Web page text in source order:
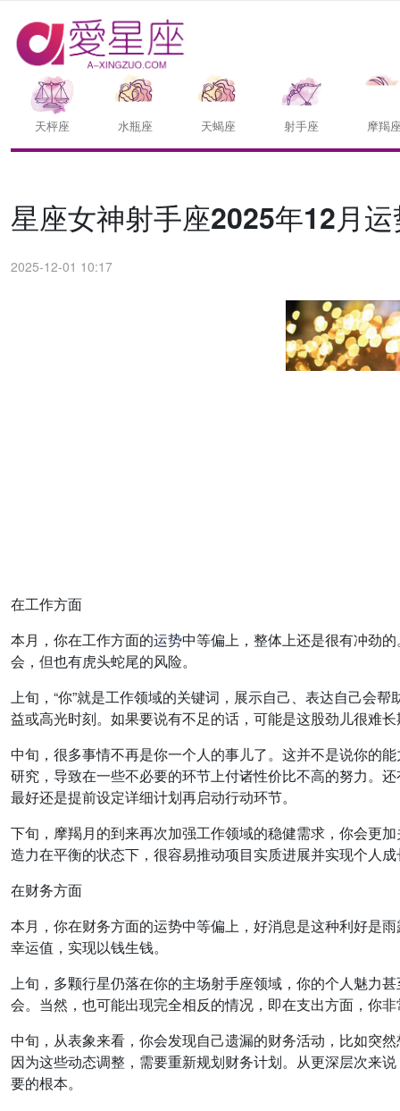
天枰座 水瓶座 天蝎座 射手座 摩羯
星座女神射手座2025年12月
2025-12-01 10:17
在工作方面
本月，你在工作方面的运势中等偏上，整体上还是很有冲劲
会，但也有虎头蛇尾的风险。
上旬，“你”就是工作领域的关键词，展示自己、表达自己会
益或高光时刻。如果要说有不足的话，可能是这股劲儿很难
中旬，很多事情不再是你一个人的事儿了。这并不是说你的
研究，导致在一些不必要的环节上付诸性价比不高的努力。
最好还是提前设定详细计划再启动行动环节。
下旬，摩羯月的到来再次加强工作领域的稳健需求，你会更
造力在平衡的状态下，很容易推动项目实质进展并实现个人
在财务方面
本月，你在财务方面的运势中等偏上，好消息是这种利好是
幸运值，实现以钱生钱。
上旬，多颗行星仍落在你的主场射手座领域，你的个人魅力
会。当然，也可能出现完全相反的情况，即在支出方面，你
中旬，从表象来看，你会发现自己遗漏的财务活动，比如突
因为这些动态调整，需要重新规划财务计划。从更深层次来
要的根本。